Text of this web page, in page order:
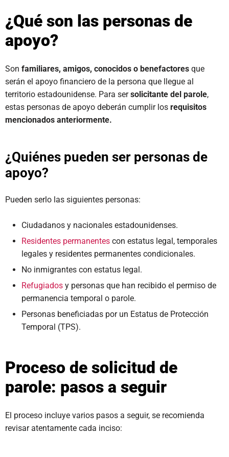
¿Qué son las personas de
apoyo?
Son familiares, amigos, conocidos o benefactores que
serán el apoyo financiero de la persona que llegue al
territorio estadounidense. Para sersolicitante del parole,
estas personas de apoyo deberán cumplir los requisitos
mencionados anteriormente.
¿Quiénes pueden ser personas de
apoyo?
Pueden serlo las siguientes personas:
Ciudadanos y nacionales estadounidenses.
Residentes permanentes con estatus legal, temporales
legales y residentes permanentes condicionales.
No inmigrantes con estatus legal.
Refugiados y personas que han recibido el permiso de
permanencia temporal o parole.
Personas beneficiadas por un Estatus de Protección
Temporal (TPS).
Proceso de solicitud de
parole: pasos a seguir
El proceso incluye varios pasos a seguir, se recomienda
revisar atentamente cada inciso: